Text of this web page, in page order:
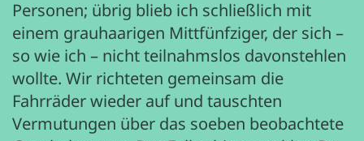
Personen; übrig blieb ich schließlich mit
einem grauhaarigen Mittfünfziger, der sich –
so wie ich – nicht teilnahmslos davonstehlen
wollte. Wir richteten gemeinsam die
Fahrräder wieder auf und tauschten
Vermutungen über das soeben beobachtete